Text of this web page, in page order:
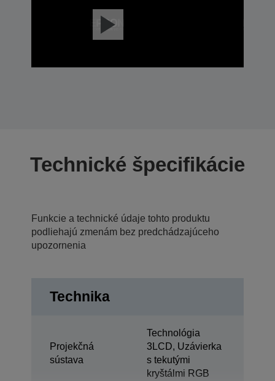
Technické špecifikácie
Funkcie a technické údaje tohto produktu
podliehajú zmenám bez predchádzajúceho
upozornenia
Technika
Projekčná
sústava
Technológia
3LCD, Uzávierka
s tekutými
kryštálmi RGB